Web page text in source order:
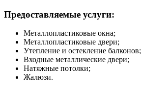
Предоставляемые услуги:
Металлопластиковые окна;
Металлопластиковые двери;
Утепление и остекление балконов;
Входные металлические двери;
Натяжные потолки;
Жалюзи.